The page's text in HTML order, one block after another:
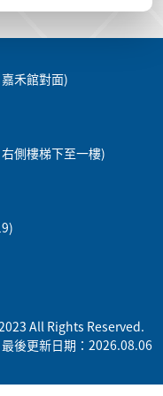
禾館對面)
側樓梯下至一樓)
All Rights Reserved.
最後更新日期：2026.08.06